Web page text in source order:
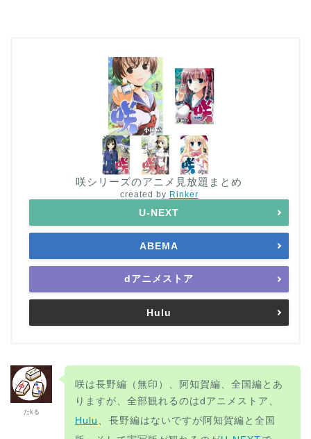
咲シリーズのアニメ見放題まとめ
created by Rinker
U-NEXT
ABEMA
dアニメストア
Hulu
たkる
咲は長野編（無印）、阿知賀編、全国編とあ
りますが、全部観れるのはdアニメストア、
Hulu
長野編はないですが阿知賀編と全国